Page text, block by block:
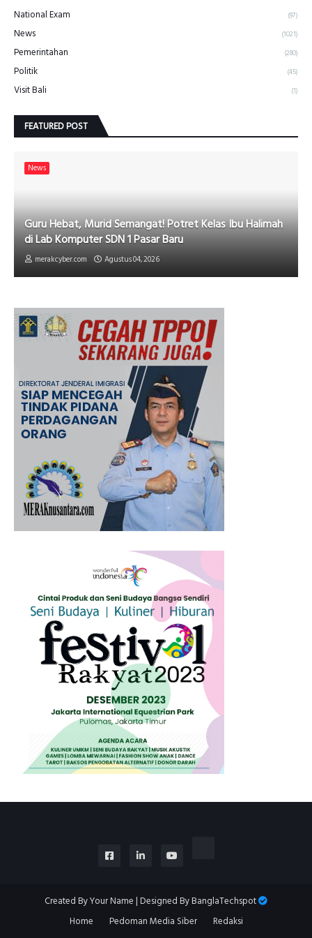
National Exam (97)
News (1021)
Pemerintahan (280)
Politik (45)
Visit Bali (1)
FEATURED POST
News
Guru Hebat, Murid Semangat! Potret Kelas Ibu Halimah
di Lab Komputer SDN 1 Pasar Baru
merakcyber.com Agustus 04, 2026
Created ByYour Name| Designed ByBanglaTechspot
Home
Pedoman Media Siber Redaksi